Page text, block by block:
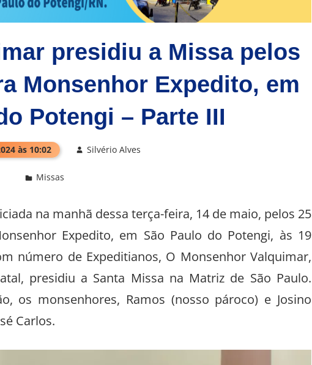
presidiu a Missa pelos
Monsenhor Expedito, em
Potengi – Parte III
às 10:02
na manhã dessa terça-feira, 14 de maio, pelos 25
Expedito, em São Paulo do Potengi, às 19
número de Expeditianos, O Monsenhor Valquimar,
presidiu a Santa Missa na Matriz de São Paulo.
os monsenhores, Ramos (nosso pároco) e Josino
Carlos.